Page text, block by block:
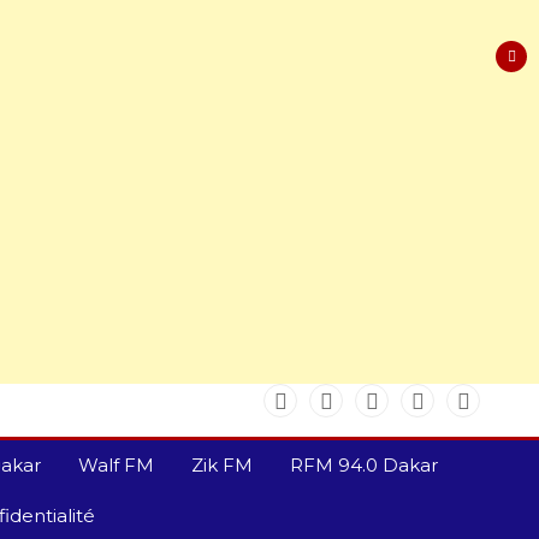
Walf FM Zik FM RFM 94.0 Dakar
autour du rapport ROSC
2 min 221